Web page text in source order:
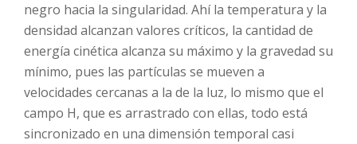
negro hacia la singularidad. Ahí la temperatura y la
densidad alcanzan valores críticos, la cantidad de
energía cinética alcanza su máximo y la gravedad su
mínimo, pues las partículas se mueven a
velocidades cercanas a la de la luz, lo mismo que el
campo H, que es arrastrado con ellas, todo está
sincronizado en una dimensión temporal casi